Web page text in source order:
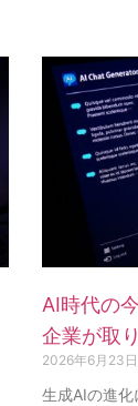
AI時代の
企業が取
2026年6月23日
生成AIの進